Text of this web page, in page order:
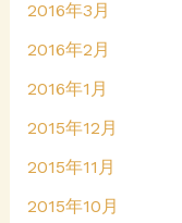
2016年3月
2016年2月
2016年1月
2015年12月
2015年11月
2015年10月